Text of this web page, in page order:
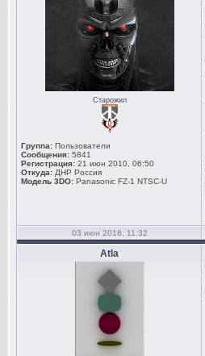
Старожил
Группа: Пользователи
Сообщения: 5841
Регистрация: 21 июн 2010, 06:50
Откуда: ДНР Россия
Модель 3DO: Panasonic FZ-1 NTSC-U
03 июн 2018, 11:32
Atla